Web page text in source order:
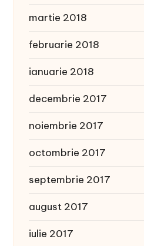
martie 2018
februarie 2018
ianuarie 2018
decembrie 2017
noiembrie 2017
octombrie 2017
septembrie 2017
august 2017
iulie 2017